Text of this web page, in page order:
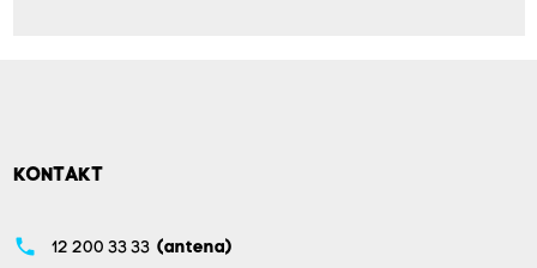
KONTAKT
phone 12 200 33 33 (antena)